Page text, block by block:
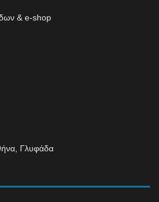
& e-shop
Γλυφάδα